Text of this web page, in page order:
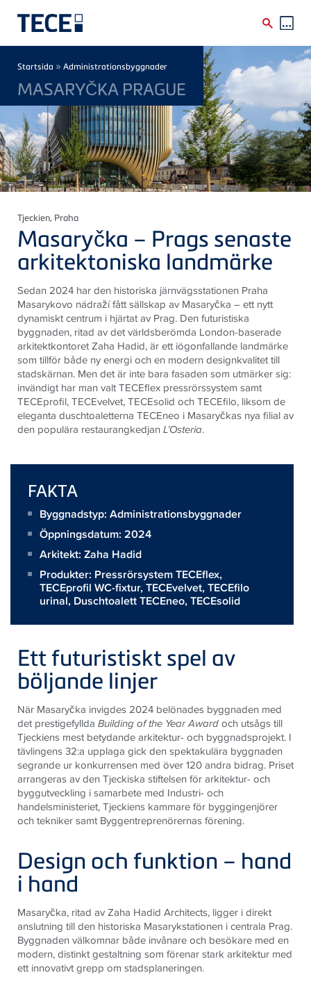
Breadcrumb
Startsida » Administrationsbyggnader
MASARYČKA PRAGUE
Tjeckien, Praha
Masaryčka – Prags senaste
arkitektoniska landmärke
Sedan 2024 har den historiska järnvägsstationen Praha
Masarykovo nádraží fått sällskap av Masaryčka – ett nytt
dynamiskt centrum i hjärtat av Prag. Den futuristiska
byggnaden, ritad av det världsberömda London-baserade
arkitektkontoret Zaha Hadid, är ett iögonfallande landmärke
som tillför både ny energi och en modern designkvalitet till
stadskärnan. Men det är inte bara fasaden som utmärker sig:
invändigt har man valt TECEflex pressrörssystem samt
TECEprofil, TECEvelvet, TECEsolid och TECEfilo, liksom de
eleganta duschtoaletterna TECEneo i Masaryčkas nya filial av
den populära restaurangkedjanL’Osteria.
FAKTA
Byggnadstyp: Administrationsbyggnader
Öppningsdatum: 2024
Arkitekt: Zaha Hadid
Produkter: Pressrörsystem TECEflex,
TECEprofil WC-fixtur,TECEvelvet,TECEfilo
urinal, Duschtoalett TECEneo,TECEsolid
Ett futuristiskt spel av
böljande linjer
När Masaryčka invigdes 2024 belönades byggnaden med
det prestigefyllda Building of the Year Awardoch utsågs till
Tjeckiens mest betydande arkitektur- och byggnadsprojekt. I
tävlingens 32:a upplaga gick den spektakulära byggnaden
segrande ur konkurrensen med över 120 andra bidrag. Priset
arrangeras av den Tjeckiska stiftelsen för arkitektur- och
byggutveckling i samarbete med Industri- och
handelsministeriet, Tjeckiens kammare för byggingenjörer
och tekniker samt Byggentreprenörernas förening.
Design och funktion – hand
i hand
Masaryčka, ritad av Zaha Hadid Architects, ligger i direkt
anslutning till den historiska Masarykstationen i centrala Prag.
Byggnaden välkomnar både invånare och besökare med en
modern, distinkt gestaltning som förenar stark arkitektur med
ett innovativt grepp om stadsplaneringen.